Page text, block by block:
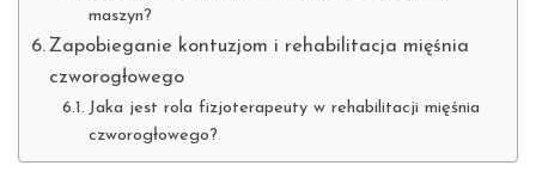
maszyn?
Zapobieganie kontuzjom i rehabilitacja mięśnia
czworogłowego
Jaka jest rola fizjoterapeuty w rehabilitacji mięśnia
czworogłowego?